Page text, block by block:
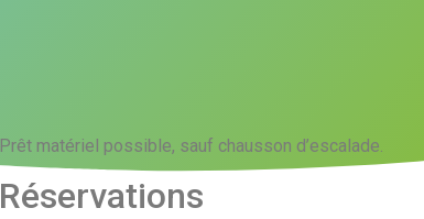
Prêt matériel possible, sauf chausson d’escalade.
Réservations